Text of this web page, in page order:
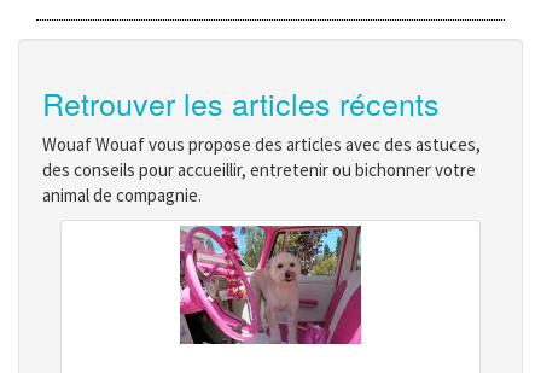
Retrouver les articles récents
Wouaf Wouaf vous propose des articles avec des astuces,
des conseils pour accueillir, entretenir ou bichonner votre
animal de compagnie.